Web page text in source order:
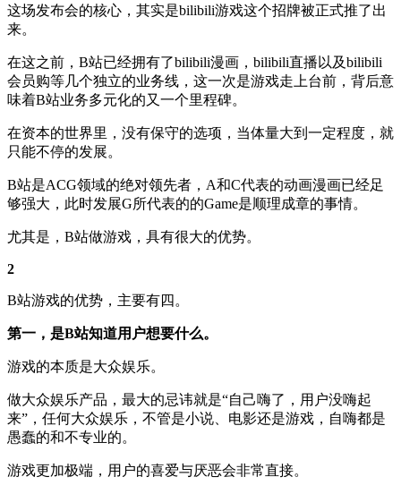
这场发布会的核心，其实是bilibili游戏这个招牌被正式推了出
来。
在这之前，B站已经拥有了bilibili漫画，bilibili直播以及bilibili
会员购等几个独立的业务线，这一次是游戏走上台前，背后意
味着B站业务多元化的又一个里程碑。
在资本的世界里，没有保守的选项，当体量大到一定程度，就
只能不停的发展。
B站是ACG领域的绝对领先者，A和C代表的动画漫画已经足
够强大，此时发展G所代表的的Game是顺理成章的事情。
尤其是，B站做游戏，具有很大的优势。
2
B站游戏的优势，主要有四。
第一，是B站知道用户想要什么。
游戏的本质是大众娱乐。
做大众娱乐产品，最大的忌讳就是“自己嗨了，用户没嗨起
来”，任何大众娱乐，不管是小说、电影还是游戏，自嗨都是
愚蠢的和不专业的。
游戏更加极端，用户的喜爱与厌恶会非常直接。